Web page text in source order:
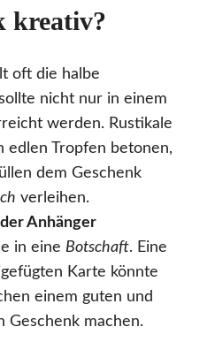
kreativ?
oft die halbe
nicht nur in einem
werden. Rustikale
edlen Tropfen betonen,
dem Geschenk
verleihen.
Anhänger
in eine Botschaft. Eine
Karte könnte
einem guten und
Geschenk machen.